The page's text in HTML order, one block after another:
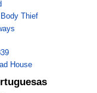
Thief
House